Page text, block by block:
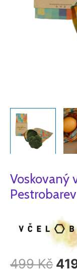
Voskovaný
499Kč